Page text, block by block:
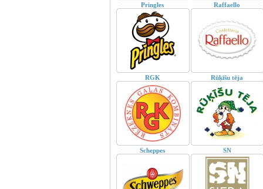
Pringles Raffaello
RGK Rūķīšu tēja
Scheppes SN